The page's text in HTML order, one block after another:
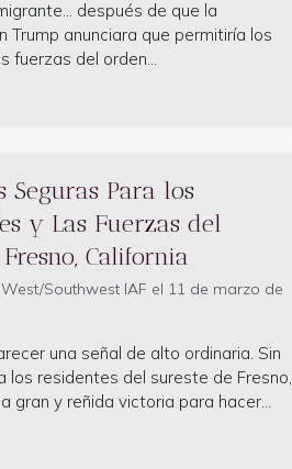
después de que la
Trump anunciara que permitiría los
fuerzas del orden...
Seguras Para los
y Las Fuerzas del
California
West/Southwest IAF el 11 de marzo de
una señal de alto ordinaria. Sin
los residentes del sureste de Fresno,
gran y reñida victoria para hacer...